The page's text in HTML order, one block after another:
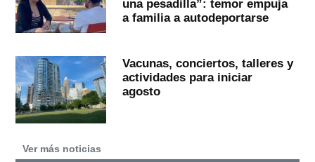
una pesadilla”: temor empuja
a familia a autodeportarse
Vacunas, conciertos, talleres y
actividades para iniciar
agosto
Ver más noticias